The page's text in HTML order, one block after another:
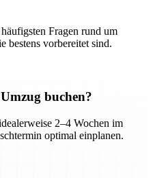
Fragen rund um
bestens vorbereitet sind.
buchen?
2–4 Wochen im
optimal einplanen.